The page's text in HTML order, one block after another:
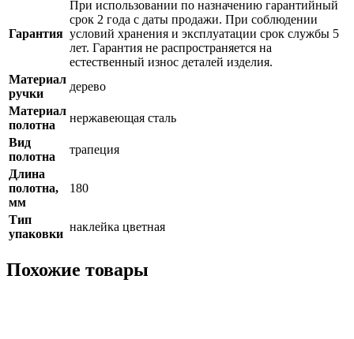
Гарантия
При использовании по назначению гарантийный
срок 2 года с даты продажи. При соблюдении
условий хранения и эксплуатации срок службы 5
лет. Гарантия не распространяется на
естественный износ деталей изделия.
Материал
ручки
дерево
Материал
полотна
нержавеющая сталь
Вид
полотна
трапеция
Длина
полотна,
мм
180
Тип
упаковки
наклейка цветная
Похожие товары